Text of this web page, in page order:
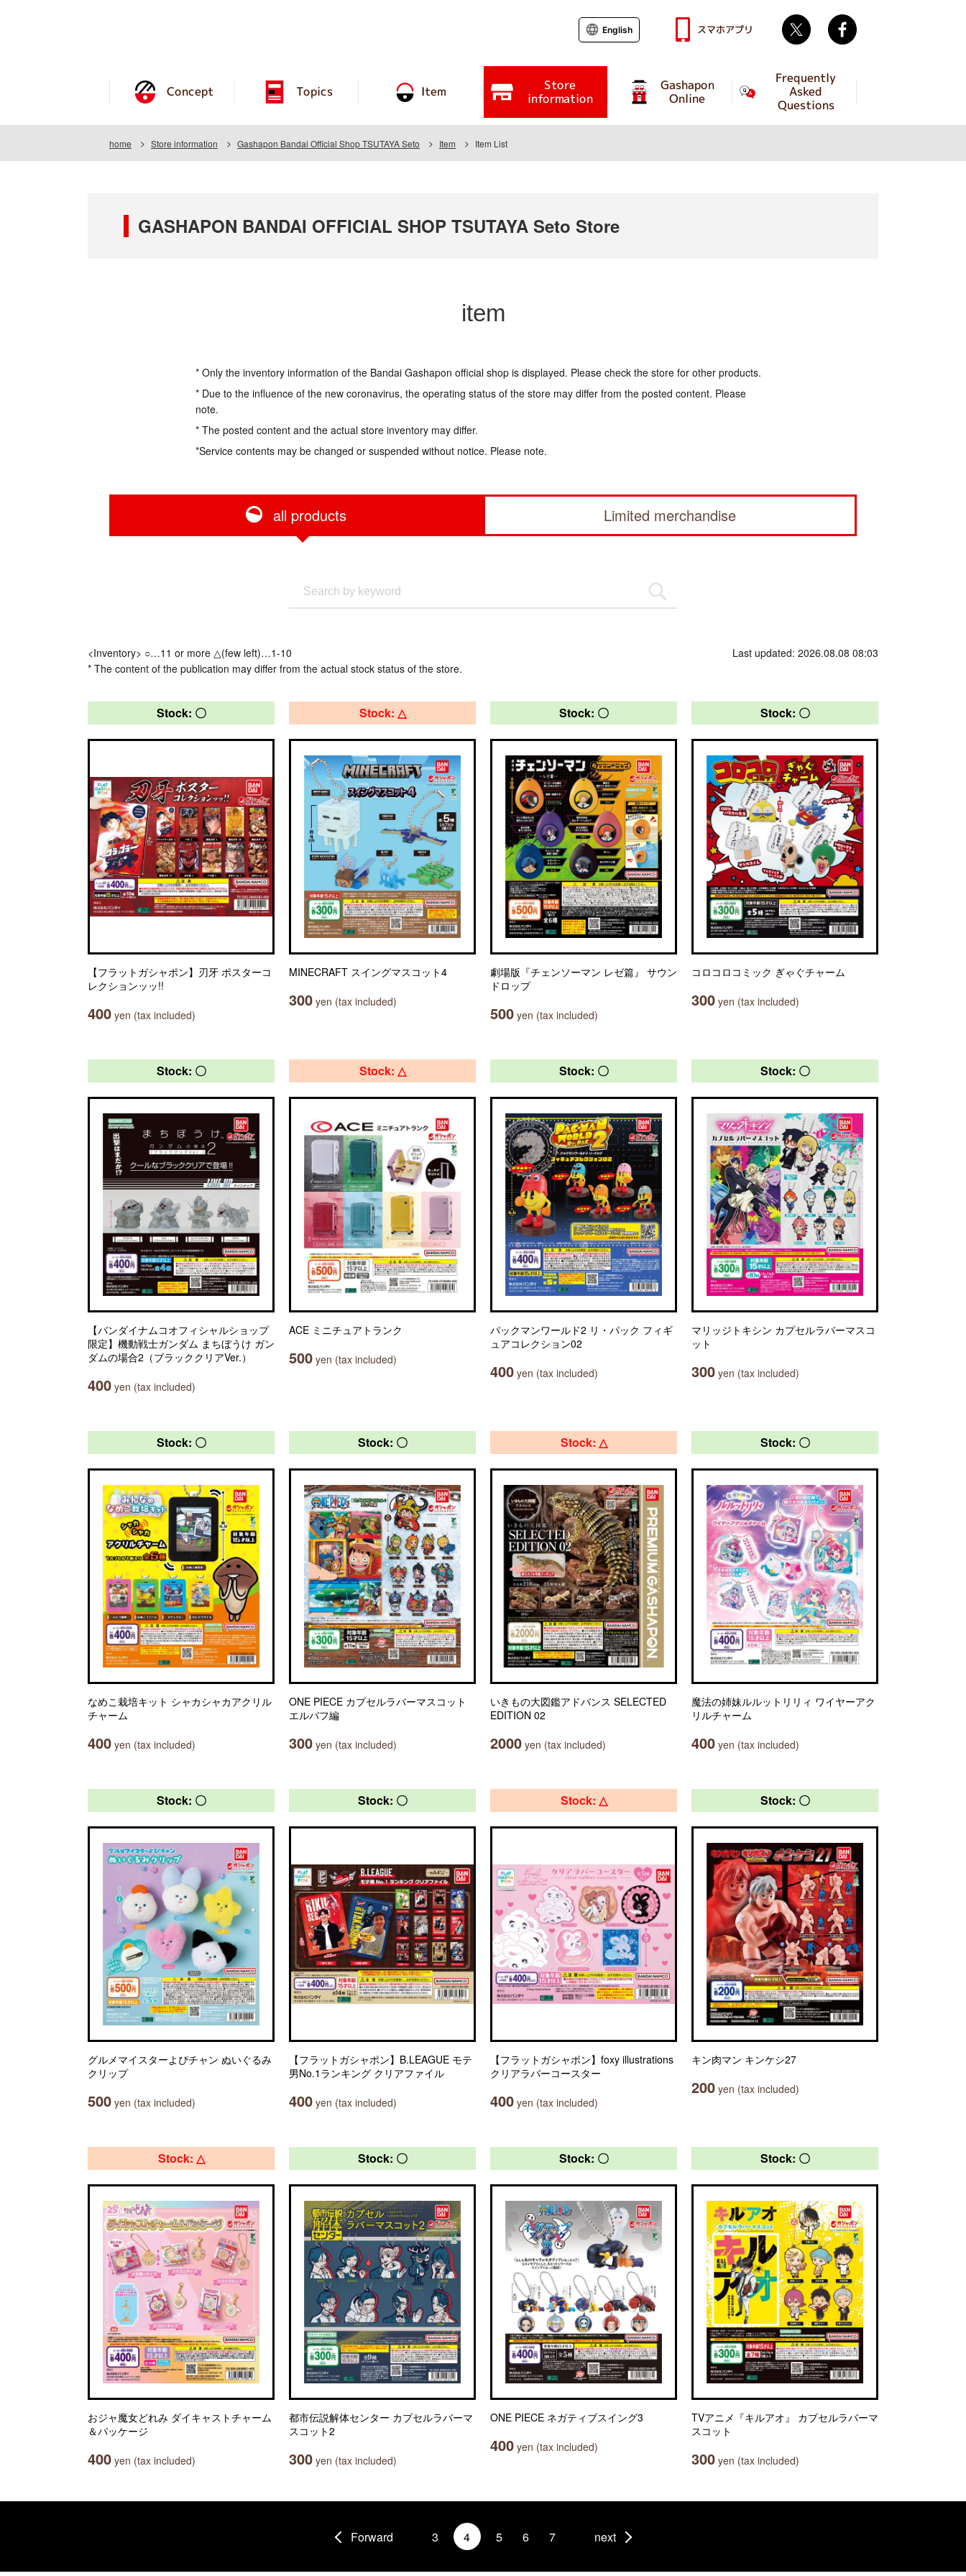
Concept Topics Item Store
information
Gashapon
Online
Frequently
Asked
Questions
English スマホアプリ Twitter
home Store information Gashapon Bandai Official Shop TSUTAYA Seto Item Item List
GASHAPON BANDAI OFFICIAL SHOP TSUTAYA Seto Store
item
* Only the inventory information of the Bandai Gashapon official shop is displayed. Please check the store for other products.
* Due to the influence of the new coronavirus, the operating status of the store may differ from the posted content. Please
note.
* The posted content and the actual store inventory may differ.
*Service contents may be changed or suspended without notice. Please note.
all products Limited merchandise
<Inventory> ○…11 or more △(few left)…1-10
* The content of the publication may differ from the actual stock status of the store.
Last updated: 2026.08.08 08:03
Stock: 〇
【フラットガシャポン】刃牙 ポスターコ
レクションッッ!!
400 yen (tax included)
Stock: △
MINECRAFT スイングマスコット4
300 yen (tax included)
Stock: 〇
劇場版『チェンソーマン レゼ篇』 サウン
ドロップ
500 yen (tax included)
Stock: 〇
コロコロコミック ぎゃぐチャーム
300 yen (tax included)
Stock: 〇
【バンダイナムコオフィシャルショップ
限定】機動戦士ガンダム まちぼうけ ガン
ダムの場合2（ブラッククリアVer.）
400 yen (tax included)
Stock: △
ACE ミニチュアトランク
500 yen (tax included)
Stock: 〇
パックマンワールド2 リ・パック フィギ
ュアコレクション02
400 yen (tax included)
Stock: 〇
マリッジトキシン カプセルラバーマスコ
ット
300 yen (tax included)
Stock: 〇
なめこ栽培キット シャカシャカアクリル
チャーム
400 yen (tax included)
Stock: 〇
ONE PIECE カプセルラバーマスコット
エルバフ編
300 yen (tax included)
Stock: △
いきもの大図鑑アドバンス SELECTED
EDITION 02
2000 yen (tax included)
Stock: 〇
魔法の姉妹ルルットリリィ ワイヤーアク
リルチャーム
400 yen (tax included)
Stock: 〇
グルメマイスターよぴチャン ぬいぐるみ
クリップ
500 yen (tax included)
Stock: 〇
【フラットガシャポン】B.LEAGUE モテ
男No.1ランキング クリアファイル
400 yen (tax included)
Stock: △
【フラットガシャポン】foxy illustrations
クリアラバーコースター
400 yen (tax included)
Stock: 〇
キン肉マン キンケシ27
200 yen (tax included)
Stock: △
おジャ魔女どれみ ダイキャストチャーム
＆パッケージ
400 yen (tax included)
Stock: 〇
都市伝説解体センター カプセルラバーマ
スコット2
300 yen (tax included)
Stock: 〇
ONE PIECE ネガティブスイング3
400 yen (tax included)
Stock: 〇
TVアニメ『キルアオ』 カプセルラバーマ
スコット
300 yen (tax included)
Forward 3 4 5 6 7 next